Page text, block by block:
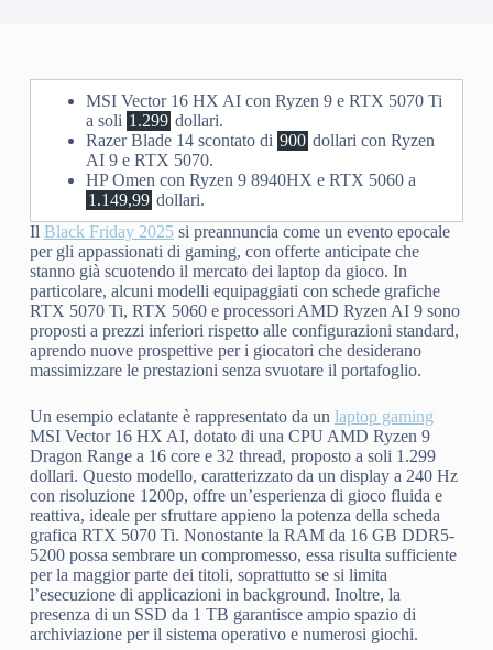
MSI Vector 16 HX AI con Ryzen 9 e RTX 5070 Ti
a soli 1.299 dollari.
Razer Blade 14 scontato di 900 dollari con Ryzen
AI 9 e RTX 5070.
HP Omen con Ryzen 9 8940HX e RTX 5060 a
1.149,99 dollari.
Il Black Friday 2025si preannuncia come un evento epocale
per gli appassionati di gaming, con offerte anticipate che
stanno già scuotendo il mercato dei laptop da gioco. In
particolare, alcuni modelli equipaggiati con schede grafiche
RTX 5070 Ti, RTX 5060 e processori AMD Ryzen AI 9 sono
proposti a prezzi inferiori rispetto alle configurazioni standard,
aprendo nuove prospettive per i giocatori che desiderano
massimizzare le prestazioni senza svuotare il portafoglio.
Un esempio eclatante è rappresentato da un laptop gaming
MSI Vector 16 HX AI, dotato di una CPU AMD Ryzen 9
Dragon Range a 16 core e 32 thread, proposto a soli 1.299
dollari. Questo modello, caratterizzato da un display a 240 Hz
con risoluzione 1200p, offre un’esperienza di gioco fluida e
reattiva, ideale per sfruttare appieno la potenza della scheda
grafica RTX 5070 Ti. Nonostante la RAM da 16 GB DDR5-
5200 possa sembrare un compromesso, essa risulta sufficiente
per la maggior parte dei titoli, soprattutto se si limita
l’esecuzione di applicazioni in background. Inoltre, la
presenza di un SSD da 1 TB garantisce ampio spazio di
archiviazione per il sistema operativo e numerosi giochi.